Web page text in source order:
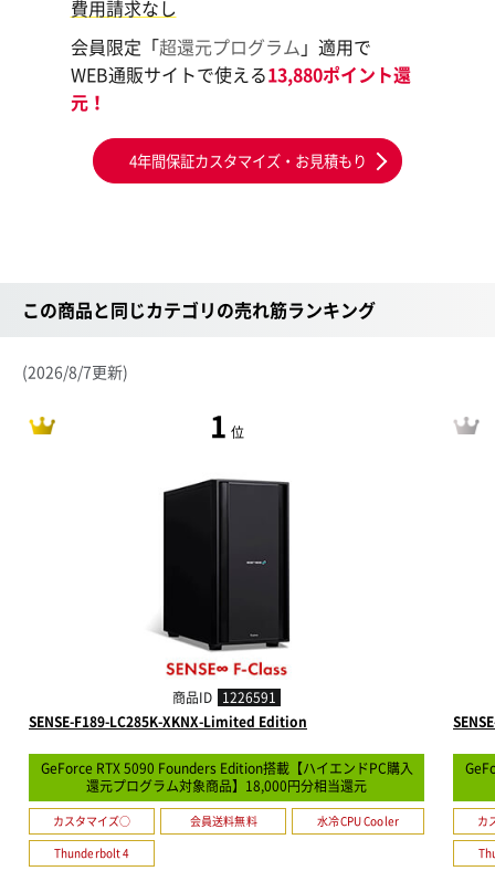
費用請求なし
会員限定「超還元プログラム 」適用で
WEB通販サイトで使える13,880ポイント還
元！
4年間保証カスタマイズ・お見積もり
この商品と同じカテゴリの売れ筋ランキング
(2026/8/7更新)
1 位
商品ID 1226591
SENSE-F189-LC285K-XKNX-Limited Edition
GeForce RTX 5090 Founders Edition搭載【ハイエンドPC購入
還元プログラム対象商品】18,000円分相当還元
カスタマイズ○ 会員送料無料
水冷CPU Cooler
Thunderbolt 4
カ